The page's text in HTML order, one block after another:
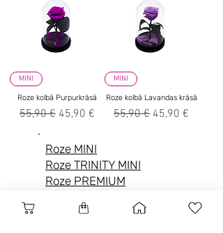
MINI
Roze kolbā Purpurkrāsā
Parastā cena
55,90 € Izpārdošanas cena
45,90 €
MINI
Roze kolbā Lavandas krāsā
Parastā cena
55,90 € Izpārdošanas
45,90 €
Roze MINI
Roze TRINITY MINI
Roze PREMIUM
Roze TRINITY